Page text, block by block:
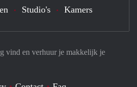
vind en verhuur je makkelijk je
Studio's Kamers